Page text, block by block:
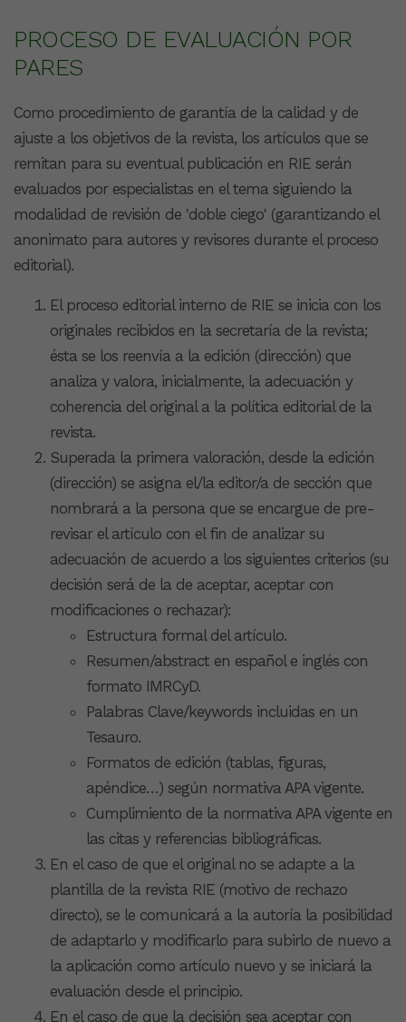
PROCESO DE EVALUACIÓN POR
PARES
Como procedimiento de garantía de la calidad y de
ajuste a los objetivos de la revista, los artículos que se
remitan para su eventual publicación en RIE serán
evaluados por especialistas en el tema siguiendo la
modalidad de revisión de 'doble ciego' (garantizando el
anonimato para autores y revisores durante el proceso
editorial).
El proceso editorial interno de RIE se inicia con los
originales recibidos en la secretaría de la revista;
ésta se los reenvía a la edición (dirección) que
analiza y valora, inicialmente, la adecuación y
coherencia del original a la política editorial de la
revista.
Superada la primera valoración, desde la edición
(dirección) se asigna el/la editor/a de sección que
nombrará a la persona que se encargue de pre-
revisar el artículo con el fin de analizar su
adecuación de acuerdo a los siguientes criterios (su
decisión será de la de aceptar, aceptar con
modificaciones o rechazar):
Estructura formal del artículo.
Resumen/abstract en español e inglés con
formato IMRCyD.
Palabras Clave/keywords incluidas en un
Tesauro.
Formatos de edición (tablas, figuras,
apéndice…) según normativa APA vigente.
Cumplimiento de la normativa APA vigente en
las citas y referencias bibliográficas.
En el caso de que el original no se adapte a la
plantilla de la revista RIE (motivo de rechazo
directo), se le comunicará a la autoría la posibilidad
de adaptarlo y modificarlo para subirlo de nuevo a
la aplicación como artículo nuevo y se iniciará la
evaluación desde el principio.
En el caso de que la decisión sea aceptar con